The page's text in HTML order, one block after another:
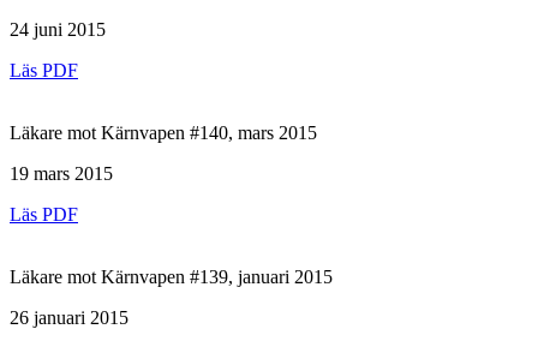
24 juni 2015
Läs PDF
Läkare mot Kärnvapen #140, mars 2015
19 mars 2015
Läs PDF
Läkare mot Kärnvapen #139, januari 2015
26 januari 2015